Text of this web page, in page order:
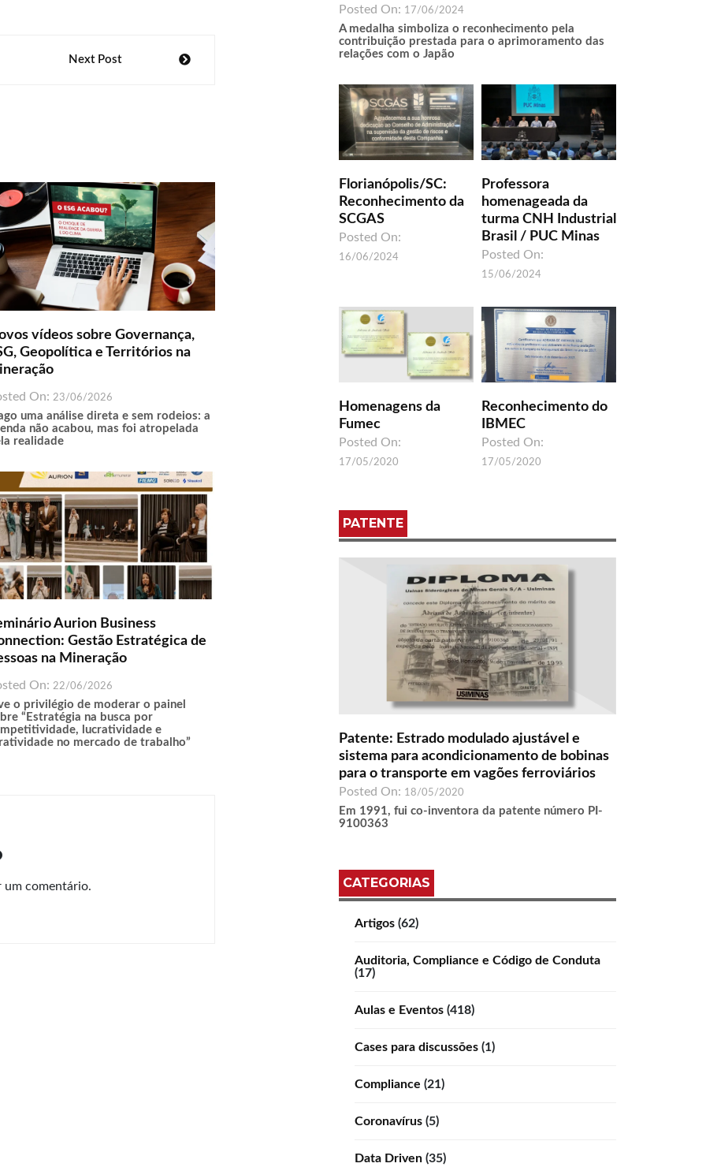
Next Post
vídeos sobre Governança,
Geopolítica e Territórios na
On: 23/06/2026
uma análise direta e sem rodeios: a
não acabou, mas foi atropelada
realidade
Aurion Business
Gestão Estratégica de
na Mineração
On: 22/06/2026
o privilégio de moderar o painel
“Estratégia na busca por
lucratividade e
no mercado de trabalho”
um comentário.
Posted On: 17/06/2024
A medalha simboliza o reconhecimento pela
contribuição prestada para o aprimoramento das
relações com o Japão
Florianópolis/SC:
Reconhecimento da
SCGAS
Posted On:
16/06/2024
Professora
homenageada da
turma CNH Industrial
Brasil / PUC Minas
Posted On:
15/06/2024
Homenagens da
Fumec
Posted On:
17/05/2020
Reconhecimento do
IBMEC
Posted On:
17/05/2020
PATENTE
Patente: Estrado modulado ajustável e
sistema para acondicionamento de bobinas
para o transporte em vagões ferroviários
Posted On: 18/05/2020
Em 1991, fui co-inventora da patente número PI-
9100363
CATEGORIAS
Artigos (62)
Auditoria, Compliance e Código de Conduta
(17)
Aulas e Eventos (418)
Cases para discussões (1)
Compliance (21)
Coronavírus (5)
Data Driven (35)